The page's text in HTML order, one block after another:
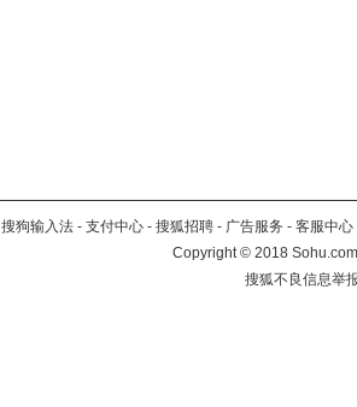
搜狗输入法 - 支付中心 - 搜狐招聘 - 广告服务 - 客服中心
Copyright©2018
搜狐不良信息举